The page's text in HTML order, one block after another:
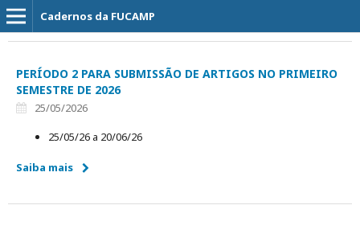
Cadernos da FUCAMP
PERÍODO 2 PARA SUBMISSÃO DE ARTIGOS NO PRIMEIRO
SEMESTRE DE 2026
25/05/2026
25/05/26 a 20/06/26
Saiba mais